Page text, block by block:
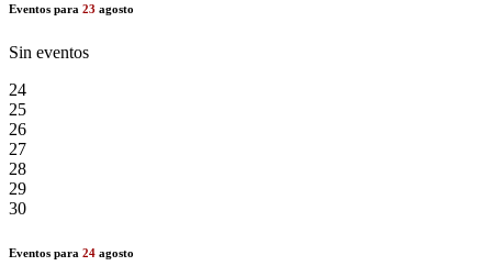
Eventos para 23 agosto
Sin eventos
24
25
26
27
28
29
30
Eventos para 24 agosto